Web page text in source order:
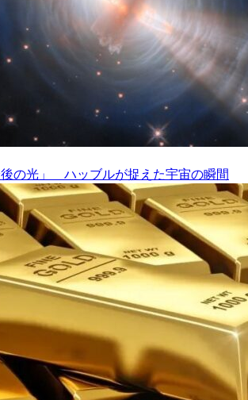
の光」 ハッブルが捉えた宇宙の瞬間